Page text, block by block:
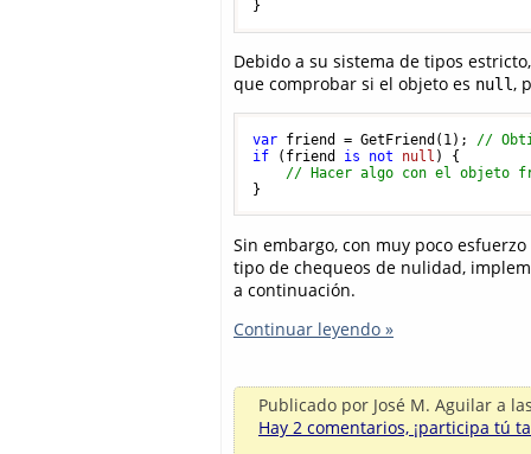
Debido a su sistema de tipos
que comprobar si el objeto es null,
var friend = GetFriend( 1 ); //
if (friend is not null ) {
// Hacer algo con el objeto
Sin embargo, con muy poco
tipo de chequeos de nulidad,
a continuación.
Continuar leyendo »
Publicado por José M. Aguilar a
Hay 2 comentarios, ¡participa tú